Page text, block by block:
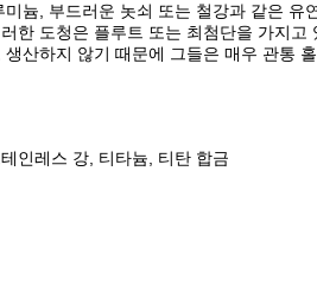
늄, 부드러운 놋쇠 또는 철강과 같은 유
도청은 플루트 또는 최첨단을 가지
산하지 않기 때문에 그들은 매우 관통
인레스 강, 티타늄, 티탄 합금